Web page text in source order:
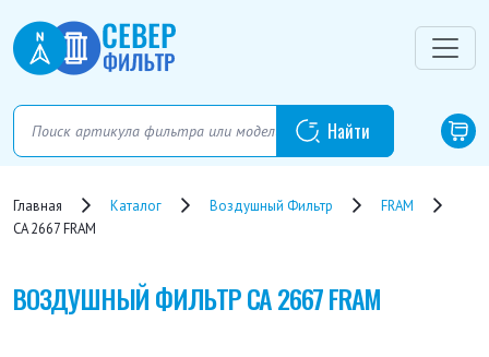
Главная Каталог Воздушный Фильтр
FRAM
CA 2667 FRAM
ВОЗДУШНЫЙ ФИЛЬТРCA 2667 FRAM